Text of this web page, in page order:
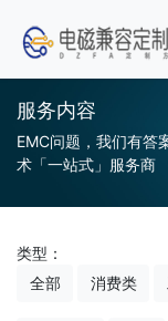
服务内容
EMC问题，我们有答
术「一站式」服务商
类型：
全部
消费类